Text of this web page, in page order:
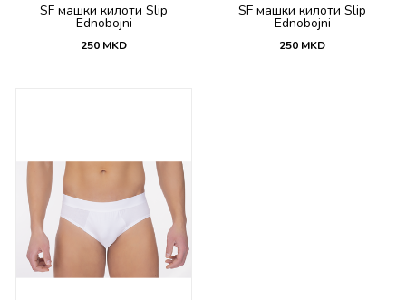
SF машки килоти Slip
Ednobojni
250 MKD
SF машки килоти Slip
Ednobojni
250 MKD